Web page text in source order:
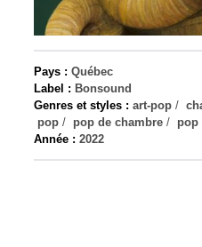
Pays : Québec
Label : Bonsound
Genres et styles : art-pop /
pop / pop de chambre / pop
Année : 2022